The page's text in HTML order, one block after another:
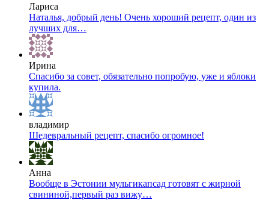
Лариса
Наталья, добрый день! Очень хороший рецепт, один из
лучших для…
Ирина
Спасибо за совет, обязательно попробую, уже и яблоки
купила.
владимир
Шедевральный рецепт, спасибо огромное!
Анна
Вообще в Эстонии мульгикапсад готовят с жирной
свининой,первый раз вижу…